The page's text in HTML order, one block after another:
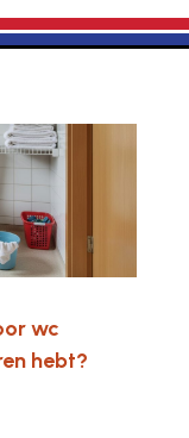
wc
hebt?